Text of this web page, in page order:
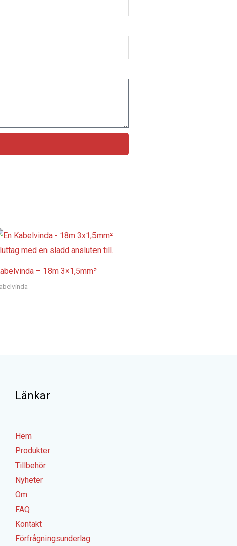
– 18m 3×1,5mm²
Länkar
Hem
Produkter
Tillbehör
Nyheter
Om
FAQ
Kontakt
Förfrågningsunderlag